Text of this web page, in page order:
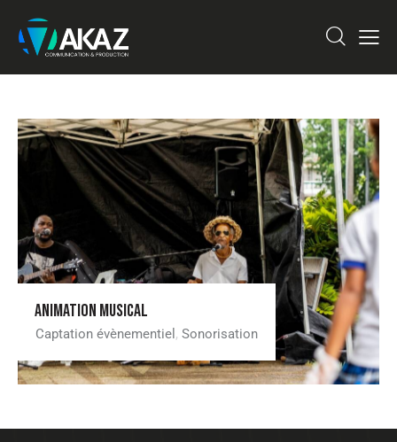
ANIMATION MUSICAL
Captation évènementiel , Sonorisation